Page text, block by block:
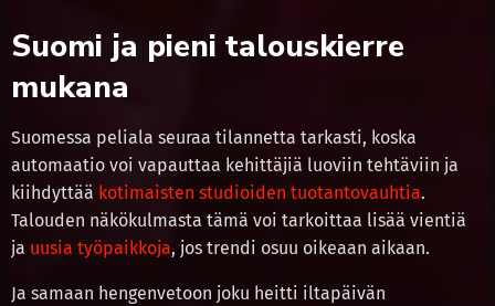
Suomi ja pieni talouskierre
mukana
Suomessa peliala seuraa tilannetta tarkasti, koska
automaatio voi vapauttaa kehittäjiä luoviin tehtäviin ja
kiihdyttää kotimaisten studioiden tuotantovauhtia.
Talouden näkökulmasta tämä voi tarkoittaa lisää vientiä
ja uusia työpaikkoja, jos trendi osuu oikeaan aikaan.
Ja samaan hengenvetoon joku heitti iltapäivän